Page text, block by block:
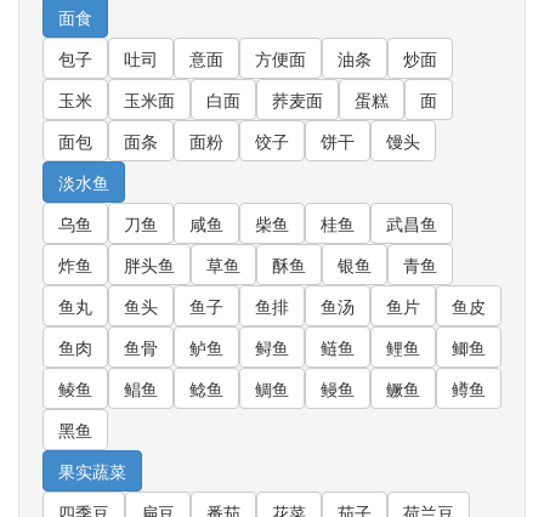
面食
包子
吐司 意面 方便面 油条
炒面
玉米
玉米面 白面 荞麦面 蛋糕
面
面包
面条 面粉 饺子 饼干
馒头
淡水鱼
乌鱼
刀鱼 咸鱼 柴鱼 桂鱼
武昌鱼
炸鱼
胖头鱼 草鱼 酥鱼 银鱼
青鱼
鱼丸
鱼头 鱼子 鱼排 鱼汤 鱼片
鱼皮
鱼肉
鱼骨 鲈鱼 鲟鱼 鲢鱼 鲤鱼
鲫鱼
鲮鱼
鲳鱼 鲶鱼 鲷鱼 鳗鱼 鳜鱼
鳟鱼
黑鱼
果实蔬菜
四季豆
扁豆 番茄 花菜 茄子 荷兰豆